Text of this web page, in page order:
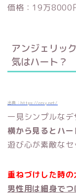
価格：19万8000
アンジェリッ
気はハート？
出典：https://zexy.net/
一見シンプルなデ
横から見るとハ
遊び心が素敵なセ
重ねづけした時
男性用は細身で